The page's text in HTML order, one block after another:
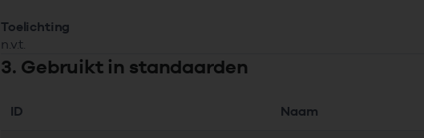
Toelichting
n.v.t.
3. Gebruikt in standaarden
ID Naam